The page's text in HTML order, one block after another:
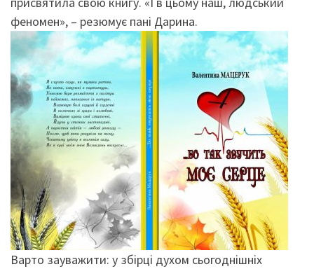
феномен», – резюмує пані Дарина.
Варто зауважити: у збірці духом сьогоднішніх